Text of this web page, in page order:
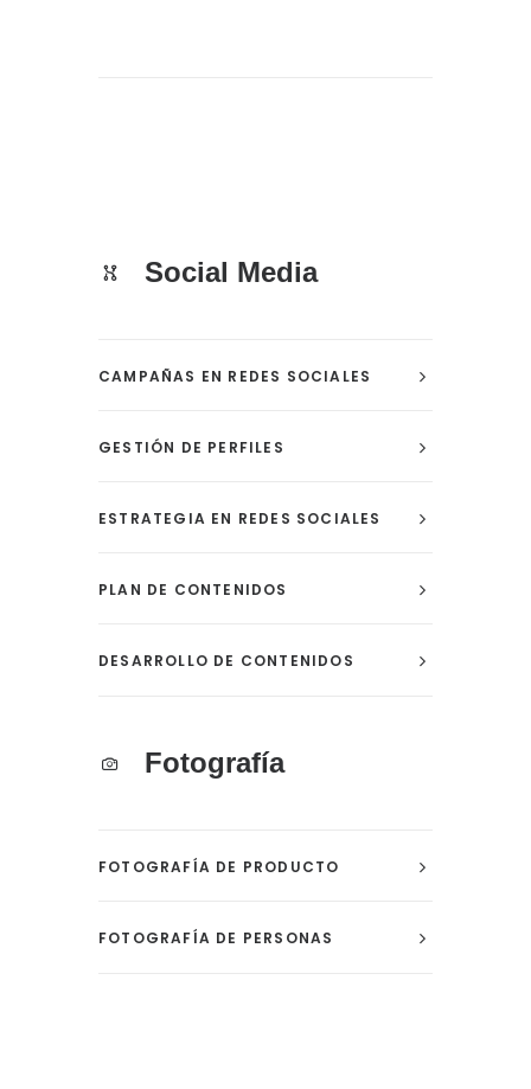
Social Media
CAMPAÑAS EN REDES SOCIALES
GESTIÓN DE PERFILES
ESTRATEGIA EN REDES SOCIALES
PLAN DE CONTENIDOS
DESARROLLO DE CONTENIDOS
Fotografía
FOTOGRAFÍA DE PRODUCTO
FOTOGRAFÍA DE PERSONAS